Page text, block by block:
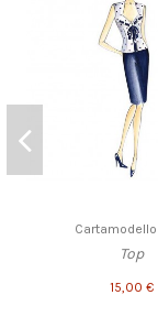
Top
15,00 €